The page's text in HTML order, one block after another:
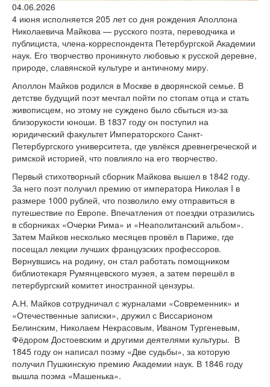
04.06.2026
4 июня исполняется 205 лет со дня рождения Аполлона
Николаевича Майкова — русского поэта, переводчика и
публициста, члена-корреспондента Петербургской Академии
наук. Его творчество проникнуто любовью к русской деревне,
природе, славянской культуре и античному миру.
Аполлон Майков родился в Москве в дворянской семье. В
детстве будущий поэт мечтал пойти по стопам отца и стать
живописцем, но этому не суждено было сбыться из-за
близорукости юноши. В 1837 году он поступил на
юридический факультет Императорского Санкт-
Петербургского университета, где увлёкся древнегреческой и
римской историей, что повлияло на его творчество.
Первый стихотворный сборник Майкова вышел в 1842 году.
За него поэт получил премию от императора Николая I в
размере 1000 рублей, что позволило ему отправиться в
путешествие по Европе. Впечатления от поездки отразились
в сборниках «Очерки Рима» и «Неаполитанский альбом».
Затем Майков несколько месяцев провёл в Париже, где
посещал лекции лучших французских профессоров.
Вернувшись на родину, он стал работать помощником
библиотекаря Румянцевского музея, а затем перешёл в
петербургский комитет иностранной цензуры.
А.Н. Майков сотрудничал с журналами «Современник» и
«Отечественные записки», дружил с Виссарионом
Белинским, Николаем Некрасовым, Иваном Тургеневым,
Фёдором Достоевским и другими деятелями культуры. В
1845 году он написал поэму «Две судьбы», за которую
получил Пушкинскую премию Академии наук. В 1846 году
вышла поэма «Машенька».